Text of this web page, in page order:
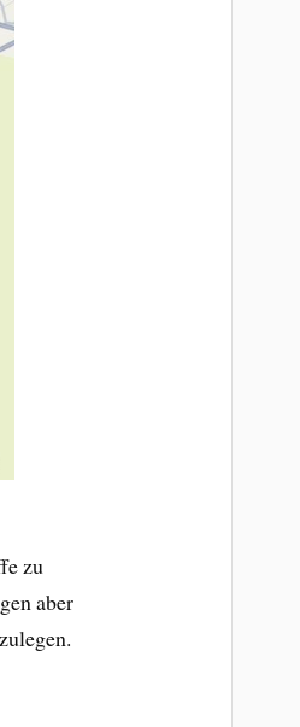
zu
aber